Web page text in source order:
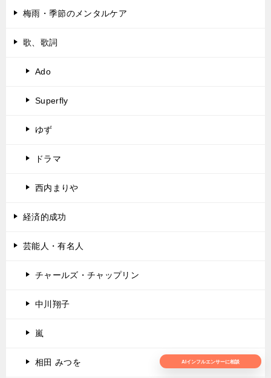
梅雨・季節のメンタルケア
歌、歌詞
Ado
Superfly
ゆず
ドラマ
西内まりや
経済的成功
芸能人・有名人
チャールズ・チャップリン
中川翔子
嵐
相田 みつを AIインフルエンサーに相談